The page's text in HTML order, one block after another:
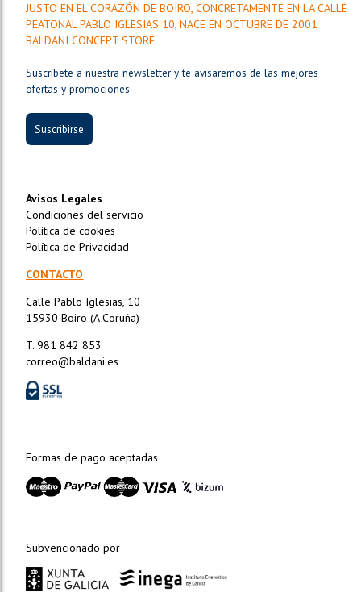
JUSTO EN EL CORAZÓN DE BOIRO, CONCRETAMENTE EN LA CALLE
PEATONAL PABLO IGLESIAS 10, NACE EN OCTUBRE DE 2001
BALDANI CONCEPT STORE.
Suscríbete a nuestra newsletter y te avisaremos de las mejores
ofertas y promociones
Suscribirse
Avisos Legales
Condiciones del servicio
Política de cookies
Política de Privacidad
CONTACTO
Calle Pablo Iglesias, 10
15930 Boiro (A Coruña)
T. 981 842 853
correo@baldani.es
Formas de pago aceptadas
Subvencionado por